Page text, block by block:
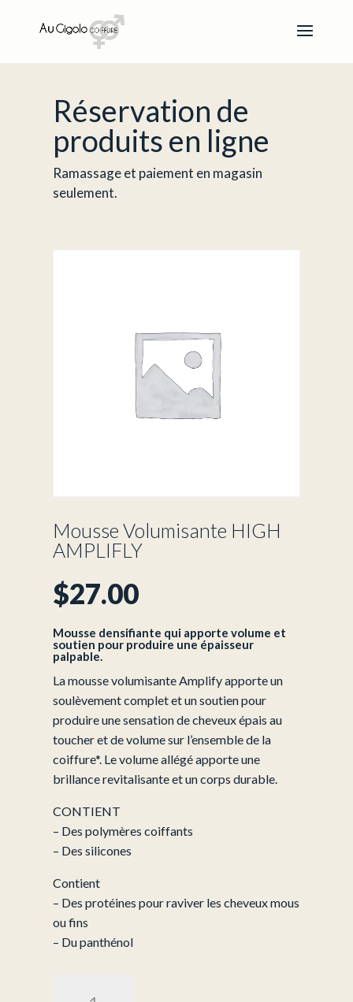
Réservation de
produits en ligne
Ramassage et paiement en magasin
seulement.
Mousse Volumisante HIGH
AMPLIFLY
$27.00
Mousse densifiante qui apporte volume et
soutien pour produire une épaisseur
palpable.
La mousse volumisante Amplify apporte un
soulèvement complet et un soutien pour
produire une sensation de cheveux épais au
toucher et de volume sur l’ensemble de la
coiffure*. Le volume allégé apporte une
brillance revitalisante et un corps durable.
CONTIENT
– Des polymères coiffants
– Des silicones
Contient
– Des protéines pour raviver les cheveux mous
ou fins
– Du panthénol